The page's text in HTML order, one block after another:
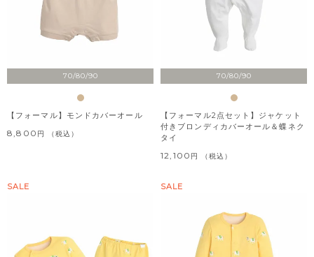
70/80/90
【フォーマル】モンドカバーオール
8,800 税込
70/80/90
【フォーマル2点セット】ジャケット
付きブロンディカバーオール＆蝶ネク
タイ
12,100 税込
SALE SALE